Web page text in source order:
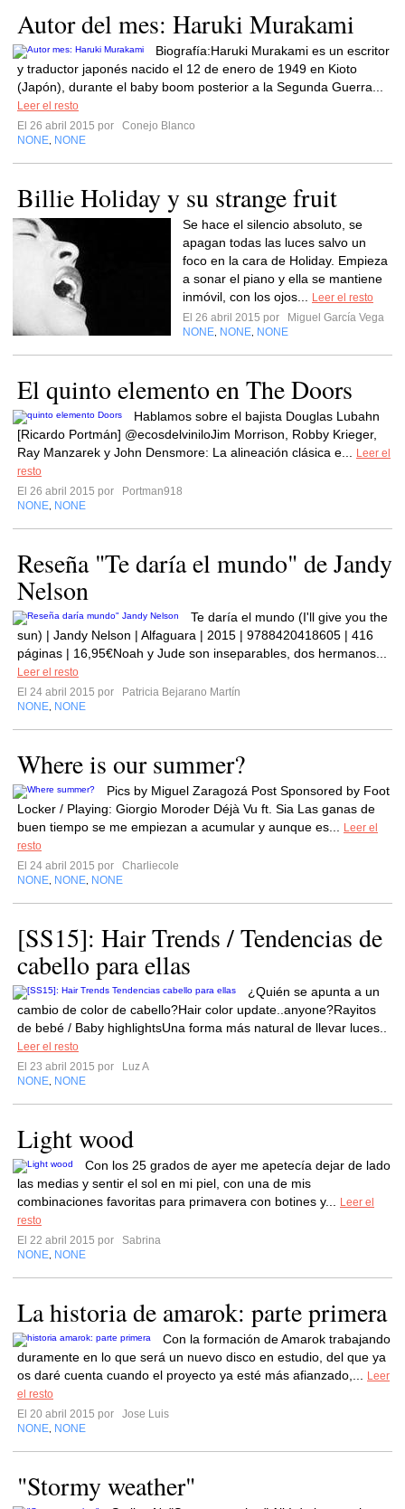
Autor del mes: Haruki Murakami
Biografía:Haruki Murakami es un escritor
y traductor japonés nacido el 12 de enero de 1949 en Kioto
(Japón), durante el baby boom posterior a la Segunda Guerra...
Leer el resto
El 26 abril 2015 por
Conejo Blanco
NONE NONE
Billie Holiday y su strange fruit
Se hace el silencio absoluto, se
apagan todas las luces salvo un
foco en la cara de Holiday. Empieza
a sonar el piano y ella se mantiene
inmóvil, con los ojos...
Leer el resto
El 26 abril 2015 por
Miguel García Vega
NONE NONE NONE
El quinto elemento en The Doors
Hablamos sobre el bajista Douglas Lubahn
[Ricardo Portmán] @ecosdelviniloJim Morrison, Robby Krieger,
Ray Manzarek y John Densmore: La alineación clásica e...
Leer el
resto
El 26 abril 2015 por
Portman918
NONE NONE
Reseña "Te daría el mundo" de Jandy
Nelson
Te daría el mundo (I'll give you the
sun) | Jandy Nelson | Alfaguara | 2015 | 9788420418605 | 416
páginas | 16,95€Noah y Jude son inseparables, dos hermanos...
Leer el resto
El 24 abril 2015 por
Patricia Bejarano Martín
NONE NONE
Where is our summer?
Pics by Miguel Zaragozá Post Sponsored by Foot
Locker / Playing: Giorgio Moroder Déjà Vu ft. Sia Las ganas de
buen tiempo se me empiezan a acumular y aunque es...
Leer el
resto
El 24 abril 2015 por
Charliecole
NONE NONE NONE
[SS15]: Hair Trends / Tendencias de
cabello para ellas
¿Quién se apunta a un
cambio de color de cabello?Hair color update..anyone?Rayitos
de bebé / Baby highlightsUna forma más natural de llevar luces..
Leer el resto
El 23 abril 2015 por
Luz A
NONE NONE
Light wood
Con los 25 grados de ayer me apetecía dejar de lado
las medias y sentir el sol en mi piel, con una de mis
combinaciones favoritas para primavera con botines y...
Leer el
resto
El 22 abril 2015 por
Sabrina
NONE NONE
La historia de amarok: parte primera
Con la formación de Amarok trabajando
duramente en lo que será un nuevo disco en estudio, del que ya
os daré cuenta cuando el proyecto ya esté más afianzado,...
Leer
el resto
El 20 abril 2015 por
Jose Luis
NONE NONE
"Stormy weather"